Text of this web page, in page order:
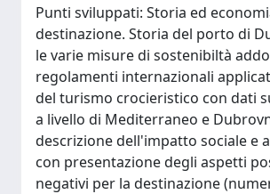
Punti sviluppati: Storia ed
destinazione. Storia del porto di
le varie misure di sostenibiltà
regolamenti internazionali
del turismo crocieristico con dati
a livello di Mediterraneo e
descrizione dell'impatto sociale e
con presentazione degli aspetti
negativi per la destinazione